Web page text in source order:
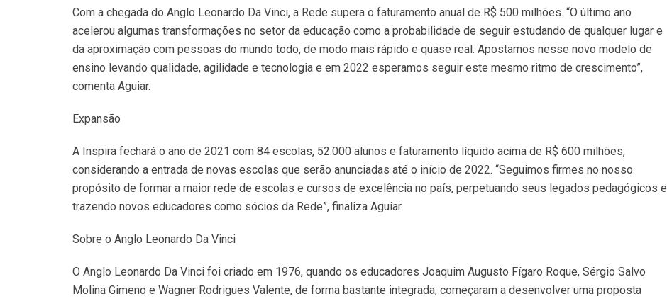
Com a chegada do Anglo Leonardo Da Vinci, a Rede supera o faturamento anual de R$ 500 milhões. “O último ano
acelerou algumas transformações no setor da educação como a probabilidade de seguir estudando de qualquer lugar e
da aproximação com pessoas do mundo todo, de modo mais rápido e quase real. Apostamos nesse novo modelo de
ensino levando qualidade, agilidade e tecnologia e em 2022 esperamos seguir este mesmo ritmo de crescimento”,
comenta Aguiar.
Expansão
A Inspira fechará o ano de 2021 com 84 escolas, 52.000 alunos e faturamento líquido acima de R$ 600 milhões,
considerando a entrada de novas escolas que serão anunciadas até o início de 2022. “Seguimos firmes no nosso
propósito de formar a maior rede de escolas e cursos de excelência no país, perpetuando seus legados pedagógicos e
trazendo novos educadores como sócios da Rede”, finaliza Aguiar.
Sobre o Anglo Leonardo Da Vinci
O Anglo Leonardo Da Vinci foi criado em 1976, quando os educadores Joaquim Augusto Fígaro Roque, Sérgio Salvo
Molina Gimeno e Wagner Rodrigues Valente, de forma bastante integrada, começaram a desenvolver uma proposta